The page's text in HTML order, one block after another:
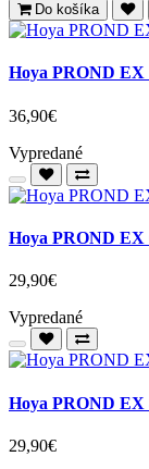
Do košíka
Hoya PROND EX
36,90€
Vypredané
Hoya PROND EX
29,90€
Vypredané
Hoya PROND EX
29,90€